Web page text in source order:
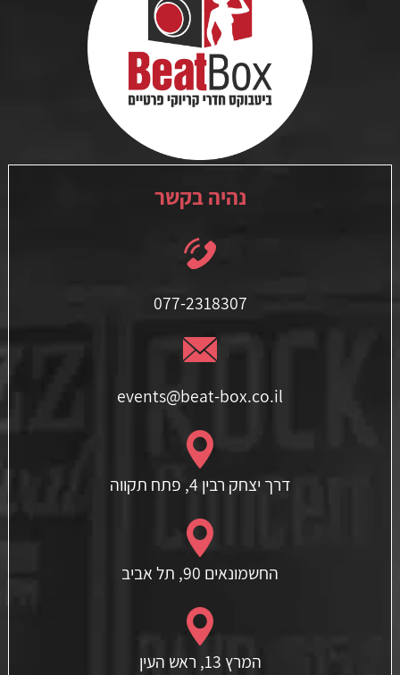
נהיה בקשר
077-2318307
events@beat-box.co.il
דרך יצחק רבין 4, פתח תקווה
החשמונאים 90, תל אביב
המרץ 13, ראש העין